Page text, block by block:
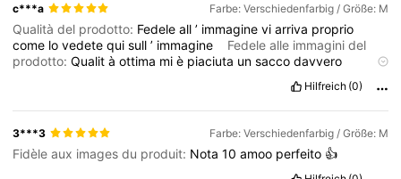
c***a Farbe: Verschiedenfarbig / Größe: M
Qualità del prodotto: Fedeleall’ immagineviarriva proprio
come lovedetequisull’ immagine
Fedele alle immagini del
prodotto:Qualitàottima miè piaciuta unsaccodavvero
positivoacquisiste
Materiale del tessuto:Materialebellissimoesuperleggerocome
seconda pelle
la
consigliomolto
Hilfreich (0)
3***3 Farbe: Verschiedenfarbig / Größe: M
Fidèle aux images du produit: Nota10amoo perfeito 👍